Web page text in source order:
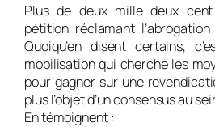
Plus de deux mille deux
pétition réclamant
Quoiqu’en disent certains,
mobilisation qui cherche les
pour gagner sur une
plus l’objet d’un consensus au
En témoignent :